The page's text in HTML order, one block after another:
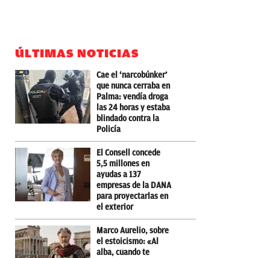
ÚLTIMAS NOTICIAS
Cae el ‘narcobúnker’
que nunca cerraba en
Palma: vendía droga
las 24 horas y estaba
blindado contra la
Policía
El Consell concede
5,5 millones en
ayudas a 137
empresas de la DANA
para proyectarlas en
el exterior
Marco Aurelio, sobre
el estoicismo: «Al
alba, cuando te